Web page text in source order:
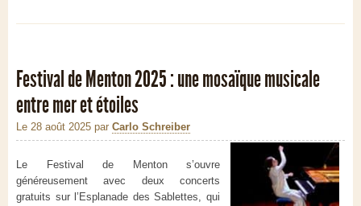
Festival de Menton 2025 : une mosaïque musicale
entre mer et étoiles
Le 28 août 2025 par Carlo Schreiber
Le Festival de Menton s’ouvre
généreusement avec deux concerts
gratuits sur l’Esplanade des Sablettes, qui